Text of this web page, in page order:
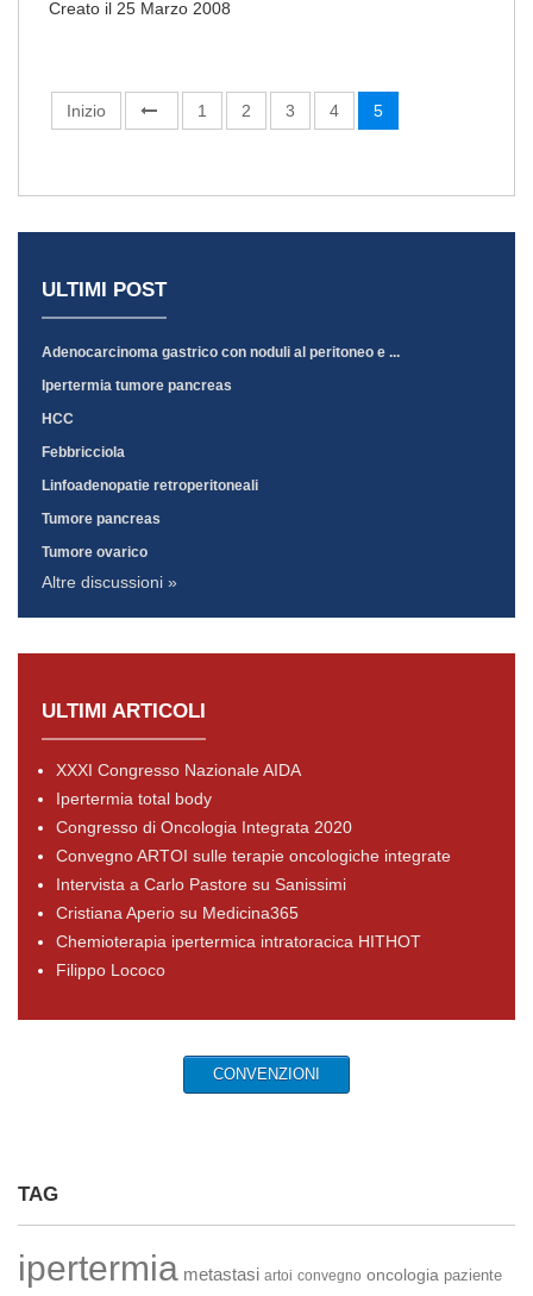
Creato il 25 Marzo 2008
Inizio 1 2 3 4 5
ULTIMI POST
Adenocarcinoma gastrico con noduli al peritoneo e ...
Ipertermia tumore pancreas
HCC
Febbricciola
Linfoadenopatie retroperitoneali
Tumore pancreas
Tumore ovarico
Altre discussioni »
ULTIMI ARTICOLI
XXXI Congresso Nazionale AIDA
Ipertermia total body
Congresso di Oncologia Integrata 2020
Convegno ARTOI sulle terapie oncologiche integrate
Intervista a Carlo Pastore su Sanissimi
Cristiana Aperio su Medicina365
Chemioterapia ipertermica intratoracica HITHOT
Filippo Lococo
CONVENZIONI
TAG
ipertermia metastasi artoi convegno oncologia paziente